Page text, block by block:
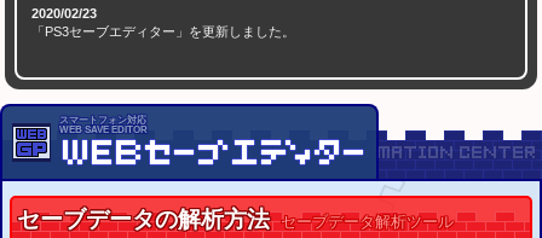
2020/02/23
「PS3セーブエディター」を更新しました。
「PS3セーブエディター」を更新しました。
( バイオハザード HD／0／4、ファイナルファンタジーX／X-2 に対応しました )
2020/01/05
「PS1セーブデータ改造解析掲示板」を公開しました。
2020/01/05
「PS2セーブデータ改造解析掲示板 」を公開しました。
スマートフォン対応
WEB SAVE EDITOR
セーブデータの解析方法 セーブデータ解析ツール